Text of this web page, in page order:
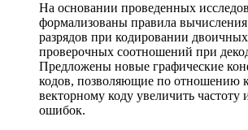
На основании проведенных
формализованы правила
разрядов при кодировании
проверочных соотношений при
Предложены новые графические
кодов, позволяющие по отношению
векторному коду увеличить частоту
ошибок.